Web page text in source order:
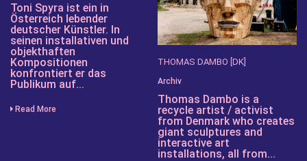
Toni Spyra ist ein in
Österreich lebender
deutscher Künstler. In
seinen installativen und
objekthaften
Kompositionen
konfrontiert er das
Publikum auf...
Read More
THOMAS DAMBO [DK]
Archiv
Thomas Dambo is a
recycle artist / activist
from Denmark who creates
giant sculptures and
interactive art
installations, all from...